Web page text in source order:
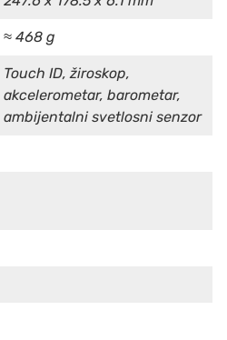
≈ 468 g
Touch ID, žiroskop,
akcelerometar, barometar,
ambijentalni svetlosni senzor